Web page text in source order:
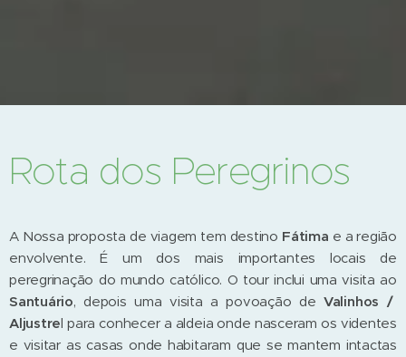
Rota dos Peregrinos
A Nossa proposta de viagem tem destino Fátima e a região
envolvente. É um dos mais importantes locais de
peregrinação do mundo católico. O tour inclui uma visita ao
Santuário, depois uma visita a povoação de Valinhos /
Aljustrel para conhecer a aldeia onde nasceram os videntes
e visitar as casas onde habitaram que se mantem intactas